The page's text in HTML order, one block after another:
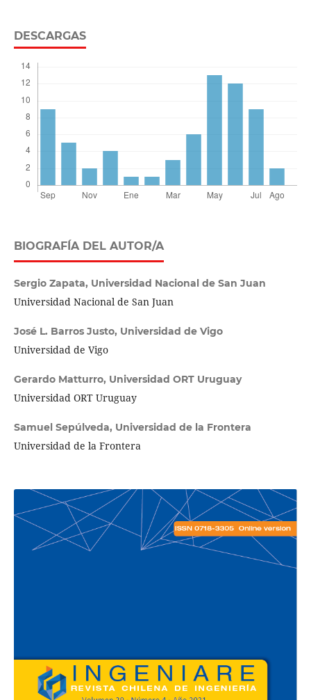
DESCARGAS
BIOGRAFÍA DEL AUTOR/A
Sergio Zapata, Universidad Nacional de San Juan
Universidad Nacional de San Juan
José L. Barros Justo, Universidad de Vigo
Universidad de Vigo
Gerardo Matturro, Universidad ORT Uruguay
Universidad ORT Uruguay
Samuel Sepúlveda, Universidad de la Frontera
Universidad de la Frontera